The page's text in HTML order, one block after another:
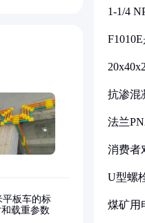
1-1/4
抗渗混
法兰
消费者
U型螺
煤矿用